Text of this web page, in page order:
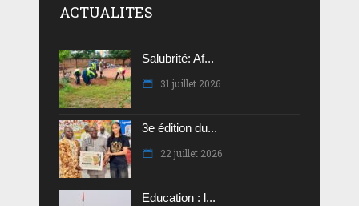
ACTUALITES
Salubrité: Af...
31 juillet 2026
3e édition du...
22 juillet 2026
Education : l...